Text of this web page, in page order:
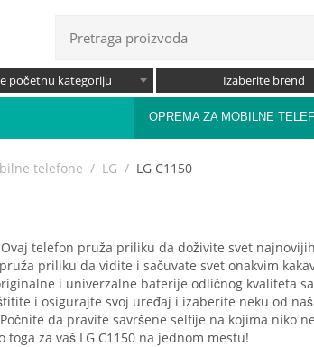
početnu kategoriju Izaberite brend
OPREMA ZA MOBILNE
telefone / LG / LG C1150
Ovaj telefon pruža priliku da doživite svet
priliku da vidite i sačuvate svet onakvim
i univerzalne baterije odličnog kvaliteta
i osigurajte svoj uređaj i izaberite neku od
da pravite savršene selfije na kojima niko
toga za vaš LG C1150 na jednom mestu!